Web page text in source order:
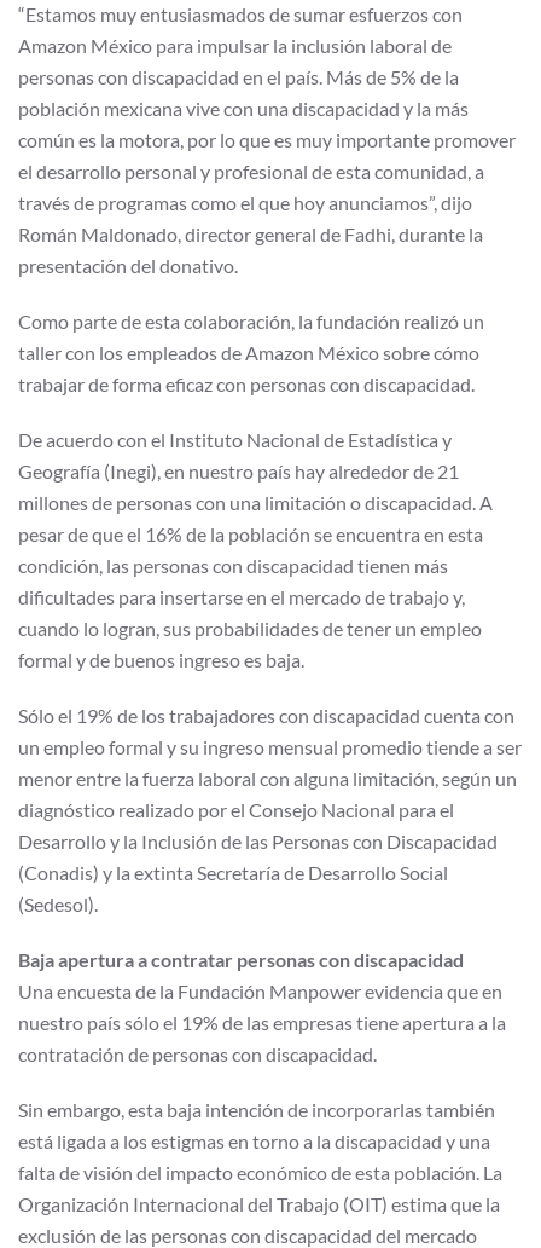
“Estamos muy entusiasmados de sumar esfuerzos con
Amazon México para impulsar la inclusión laboral de
personas con discapacidad en el país. Más de 5% de la
población mexicana vive con una discapacidad y la más
común es la motora, por lo que es muy importante promover
el desarrollo personal y profesional de esta comunidad, a
través de programas como el que hoy anunciamos”, dijo
Román Maldonado, director general de Fadhi, durante la
presentación del donativo.
Como parte de esta colaboración, la fundación realizó un
taller con los empleados de Amazon México sobre cómo
trabajar de forma eficaz con personas con discapacidad.
De acuerdo con el Instituto Nacional de Estadística y
Geografía (Inegi), en nuestro país hay alrededor de 21
millones de personas con una limitación o discapacidad. A
pesar de que el 16% de la población se encuentra en esta
condición, las personas con discapacidad tienen más
dificultades para insertarse en el mercado de trabajo y,
cuando lo logran, sus probabilidades de tener un empleo
formal y de buenos ingreso es baja.
Sólo el 19% de los trabajadores con discapacidad cuenta con
un empleo formal y su ingreso mensual promedio tiende a ser
menor entre la fuerza laboral con alguna limitación, según un
diagnóstico realizado por el Consejo Nacional para el
Desarrollo y la Inclusión de las Personas con Discapacidad
(Conadis) y la extinta Secretaría de Desarrollo Social
(Sedesol).
Baja apertura a contratar personas con discapacidad
Una encuesta de la Fundación Manpower evidencia que en
nuestro país sólo el 19% de las empresas tiene apertura a la
contratación de personas con discapacidad.
Sin embargo, esta baja intención de incorporarlas también
está ligada a los estigmas en torno a la discapacidad y una
falta de visión del impacto económico de esta población. La
Organización Internacional del Trabajo (OIT) estima que la
exclusión de las personas con discapacidad del mercado